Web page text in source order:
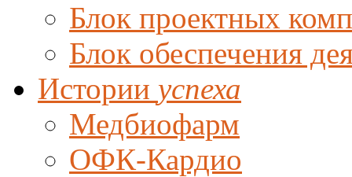
Блок проектных
Блок обеспечения
Истории успеха
Медбиофарм
ОФК-Кардио